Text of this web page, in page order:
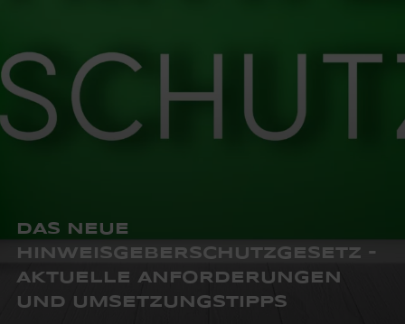
DAS NEUE
HINWEISGEBERSCHUTZGESETZ -
AKTUELLE ANFORDERUNGEN
UND UMSETZUNGSTIPPS